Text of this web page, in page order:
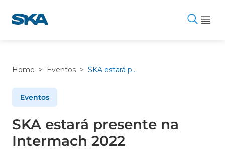
para
Home > Eventos > SKA estará presente na Intermach 2022
Eventos
SKA estará presente na
Intermach 2022